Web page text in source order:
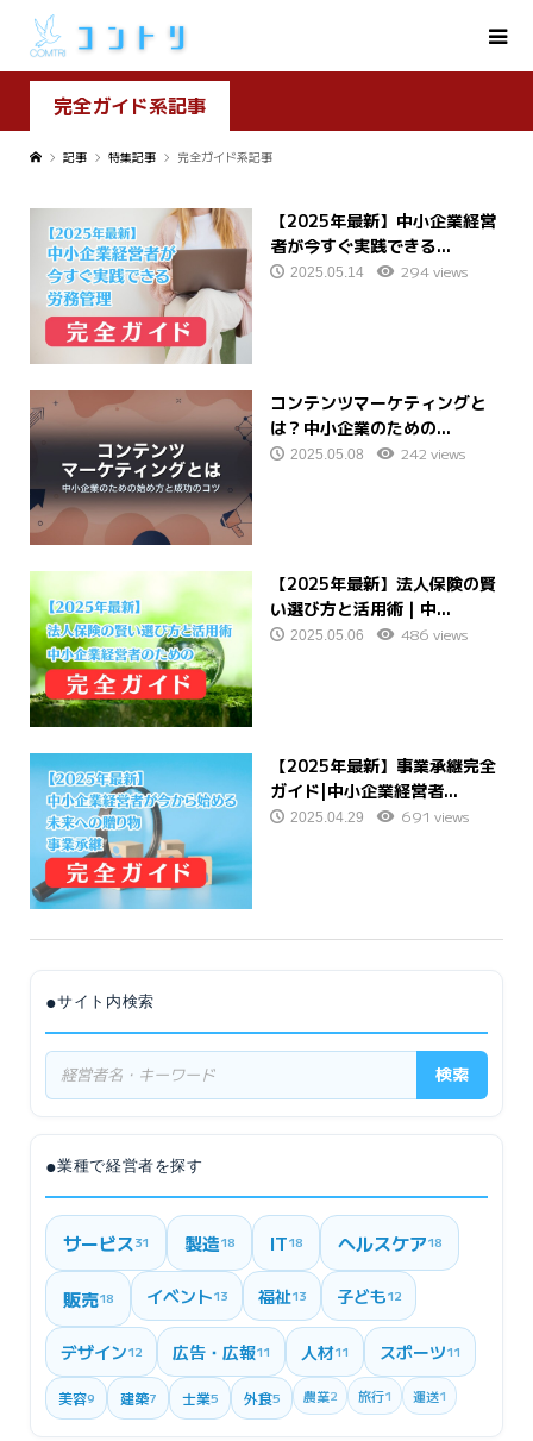
完全ガイド系記事
記事 特集記事 完全ガイド系記事
【2025年最新】中小企業経営
者が今すぐ実践できる...
2025.05.14 294 views
コンテンツマーケティングと
は？中小企業のための...
2025.05.08 242 views
【2025年最新】法人保険の賢
い選び方と活用術｜中...
2025.05.06 486 views
【2025年最新】事業承継完全
ガイド|中小企業経営者...
2025.04.29 691 views
●サイト内検索
検索
●業種で経営者を探す
サービス31 製造18 IT18 ヘルスケア18
販売18 イベント13 福祉13 子ども12
デザイン12 広告・広報11 人材11 スポーツ11
美容9 建築7 士業5 外食5 農業2 旅行1 運送1